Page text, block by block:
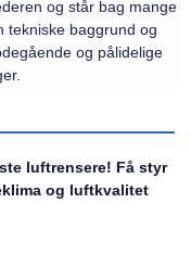
og står bag mange
tekniske baggrund og
og pålidelige
luftrensere! Få styr
og luftkvalitet